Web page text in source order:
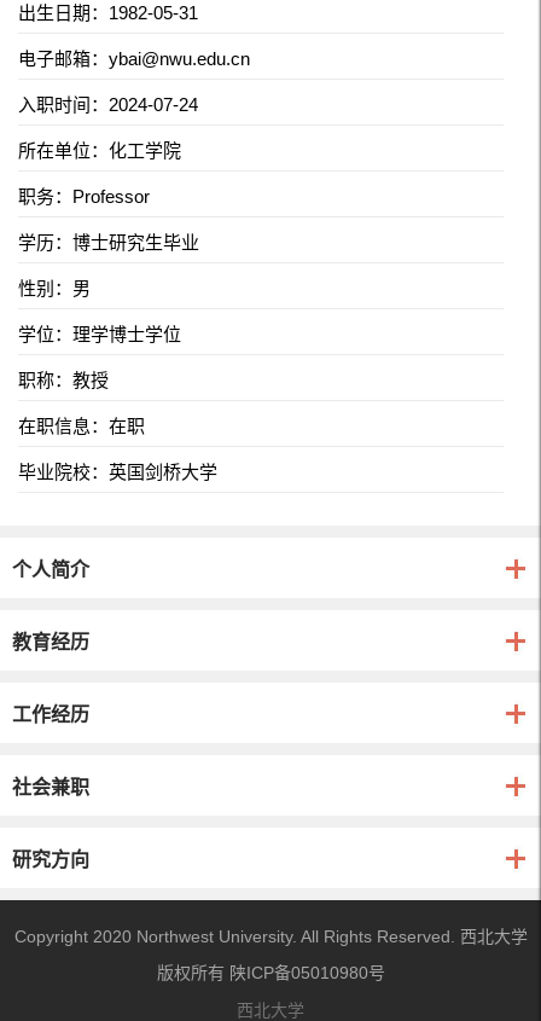
出生日期：1982-05-31
电子邮箱： ybai@nwu.edu.cn
入职时间：2024-07-24
所在单位：化工学院
职务：Professor
学历：博士研究生毕业
性别：男
学位：理学博士学位
职称：教授
在职信息：在职
毕业院校：英国剑桥大学
个人简介
教育经历
工作经历
社会兼职
研究方向
Copyright 2020 Northwest University. All Rights Reserved. 西北大学
版权所有 陕ICP备05010980号
西北大学